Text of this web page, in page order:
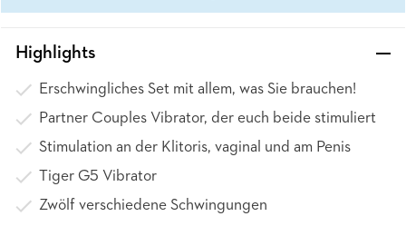
Highlights
Erschwingliches Set mit allem, was Sie brauchen!
Partner Couples Vibrator, der euch beide stimuliert
Stimulation an der Klitoris, vaginal und am Penis
Tiger G5 Vibrator
Zwölf verschiedene Schwingungen